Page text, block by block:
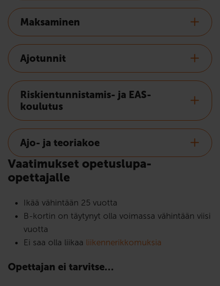
Maksaminen
Ajotunnit
Riskientunnistamis- ja EAS-
koulutus
Ajo- ja teoriakoe
Vaatimukset opetuslupa-
opettajalle
Ikää vähintään 25 vuotta
B-kortin on täytynyt olla voimassa vähintään viisi
vuotta
Ei saa olla liikaa liikennerikkomuksia
Opettajan ei tarvitse…